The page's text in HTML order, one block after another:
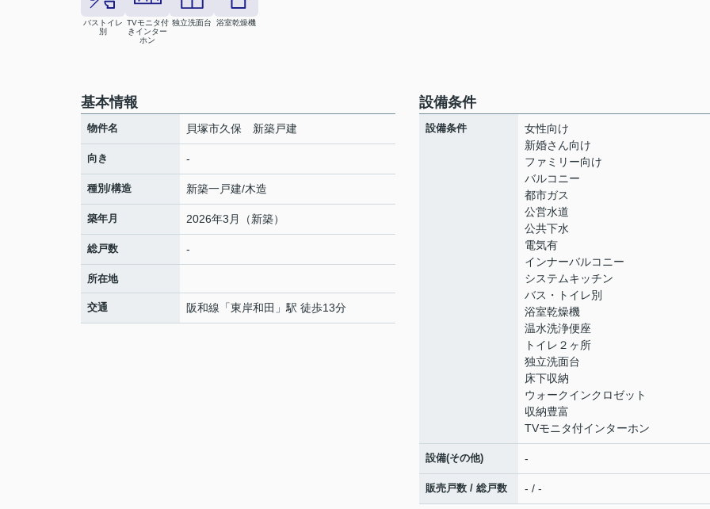
バストイレ
別
TVモニタ付
きインター
ホン
独立洗面台 浴室乾燥機
基本情報
物件名 貝塚市久保 新築戸建
向き -
種別/構造 新築一戸建/木造
築年月 2026年3月（新築）
総戸数 -
所在地
交通 阪和線 「東岸和田 」駅 徒歩13分
設備条件
設備条件
女性向け
新婚さん向け
ファミリー向け
バルコニー
都市ガス
公営水道
公共下水
電気有
インナーバルコニー
システムキッチン
バス・トイレ別
浴室乾燥機
温水洗浄便座
トイレ２ヶ所
独立洗面台
床下収納
ウォークインクロゼット
収納豊富
TVモニタ付インターホン
設備(その他) -
販売戸数 / 総戸数 - / -